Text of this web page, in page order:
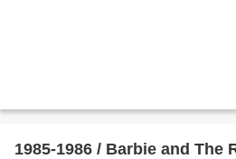
1985-1986 / Barbie and The